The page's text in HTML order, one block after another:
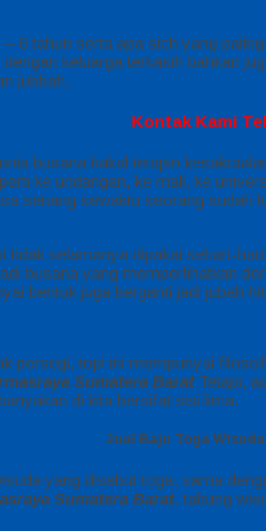
6 tahun serta apa sich yang
keluarga terkasih bahkan
jubbah,
Kontak Kami
busana bakal tetapin
ke undangan, ke mall, ke
senang sewaktu seorang
selamanya dipakai sehari-
busana yang memperlihatkan
bentuk juga berganti jadi jubah
persegi, topi ini mempunyai
Sumatera BaratTetapi,
di kita bersifat sisi lima.
Jual Baju Toga
yang disebut toga, sama
Sumatera Barat, tabung